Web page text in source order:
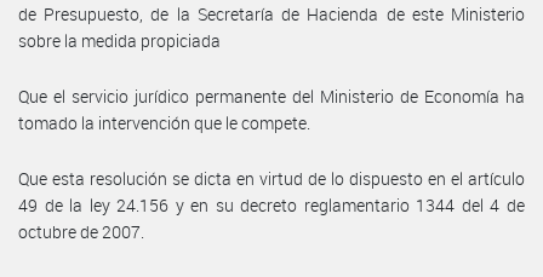
de Presupuesto, de la Secretaría de Hacienda de este Ministerio
sobre la medida propiciada
Que el servicio jurídico permanente del Ministerio de Economía ha
tomado la intervención que le compete.
Que esta resolución se dicta en virtud de lo dispuesto en el artículo
49 de la ley 24.156 y en su decreto reglamentario 1344 del 4 de
octubre de 2007.